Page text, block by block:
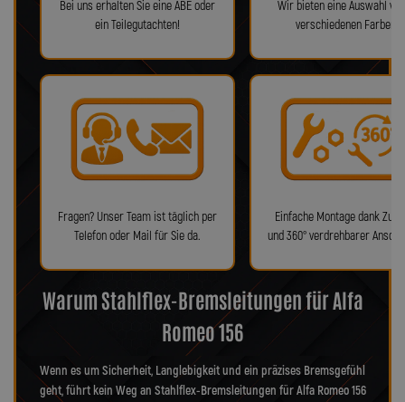
Bei uns erhalten Sie eine ABE oder
ein Teilegutachten!
Wir bieten eine Auswahl
verschiedenen Farben!
Fragen? Unser Team ist täglich per
Telefon oder Mail für Sie da.
Einfache Montage dank
und 360° verdrehbarer
Warum Stahlflex-Bremsleitungen für Alfa
Romeo 156
Wenn es um Sicherheit, Langlebigkeit und ein präzises Bremsgefühl
geht, führt kein Weg an Stahlflex-Bremsleitungen für Alfa Romeo 156